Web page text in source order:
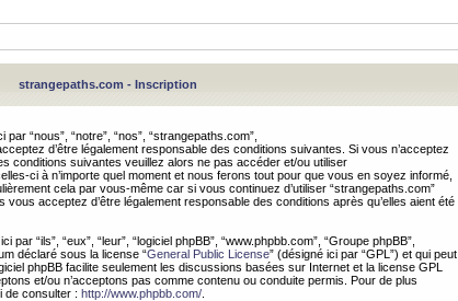
strangepaths.com - Inscription
“nous”, “notre”, “nos”, “strangepaths.com”,
d’être légalement responsable des conditions suivantes. Si vous n’acceptez
conditions suivantes veuillez alors ne pas accéder et/ou utiliser
ci à n’importe quel moment et nous ferons tout pour que vous en soyez informé,
cela par vous-même car si vous continuez d’utiliser “strangepaths.com”
acceptez d’être légalement responsable des conditions après qu’elles aient été
“ils”, “eux”, “leur”, “logiciel phpBB”, “www.phpbb.com”, “Groupe phpBB”,
déclaré sous la license “General Public License” (désigné ici par “GPL”) et qui peut
phpBB facilite seulement les discussions basées sur Internet et la license GPL
et/ou n’acceptons pas comme contenu ou conduite permis. Pour de plus
de consulter : http://www.phpbb.com/